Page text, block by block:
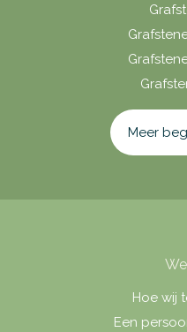
Meer
Hoe wij
Een